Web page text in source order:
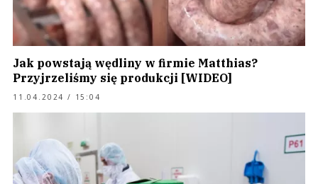
Jak powstają wędliny w firmie Matthias?
Przyjrzeliśmy się produkcji [WIDEO]
11.04.2024 / 15:04